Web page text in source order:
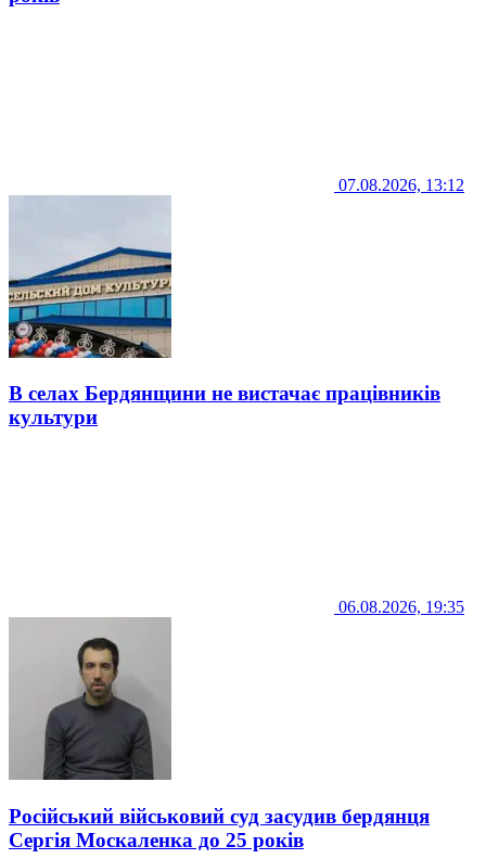
07.08.2026, 13:12
В селах Бердянщини не вистачає працівників
культури
06.08.2026, 19:35
Російський військовий суд засудив бердянця
Сергія Москаленка до 25 років